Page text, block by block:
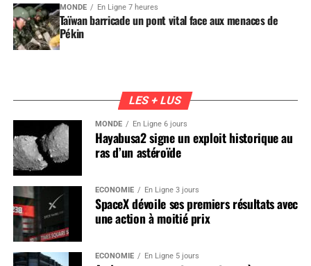
MONDE En Ligne 7 heures
Taïwan barricade un pont vital face aux menaces de
Pékin
LES + LUS
MONDE En Ligne 6 jours
Hayabusa2 signe un exploit historique au
ras d’un astéroïde
ÉCONOMIE En Ligne 3 jours
SpaceX dévoile ses premiers résultats avec
une action à moitié prix
ÉCONOMIE En Ligne 5 jours